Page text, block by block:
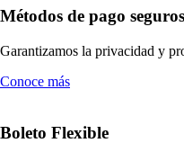
Métodos de pago seguros
Garantizamos la privacidad y
Conoce más
Boleto Flexible